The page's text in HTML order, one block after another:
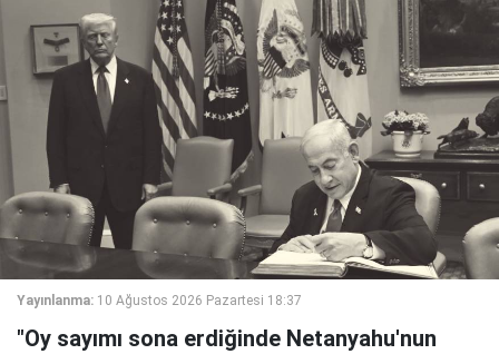
Yayınlanma: 10 Ağustos 2026 Pazartesi 18:37
"Oy sayımı sona erdiğinde Netanyahu'nun